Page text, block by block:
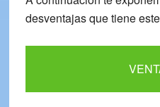
desventajasque tiene